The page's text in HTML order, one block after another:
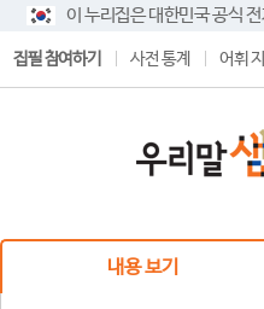
이 누리집은 대한민국 공식
집필 참여하기 사전 통계 어휘
내용 보기